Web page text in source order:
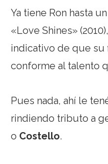
Ya tiene Ron hasta
«Love Shines»
indicativo de que su
conforme al talento
Pues nada, ahí le
rindiendo tributo a
o Costello.